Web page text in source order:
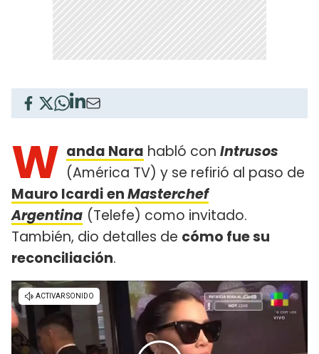
W anda Nara habló con Intrusos
(América TV) y se refirió al paso de
Mauro IcardienMasterchef
Argentina (Telefe) como invitado.
También, dio detalles de cómo fue su
reconciliación.